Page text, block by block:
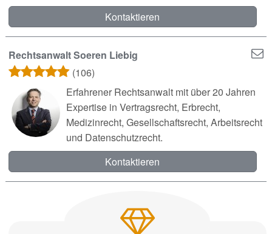
Kontaktieren
Rechtsanwalt Soeren Liebig
(106)
Erfahrener Rechtsanwalt mit über 20 Jahren
Expertise in Vertragsrecht, Erbrecht,
Medizinrecht, Gesellschaftsrecht, Arbeitsrecht
und Datenschutzrecht.
Kontaktieren